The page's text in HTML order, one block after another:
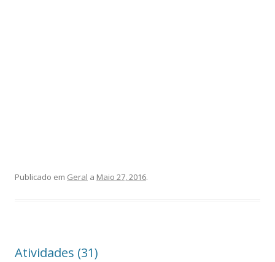
Publicado em Geral a Maio 27, 2016.
Atividades (31)